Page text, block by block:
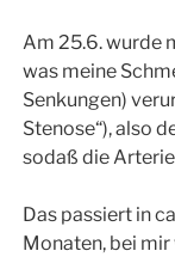
Am 25.6. wurde
was meine
Senkungen)
Stenose“), also
sodaß die Arterie
Das passiert in
Monaten, bei